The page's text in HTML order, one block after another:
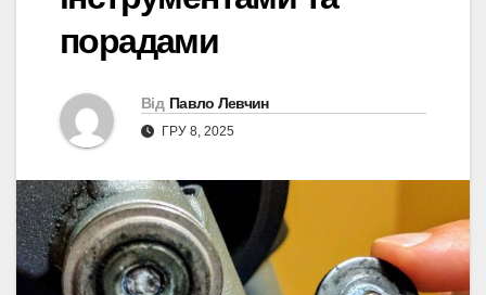
порадами
Від Павло Левчин
ГРУ 8, 2025